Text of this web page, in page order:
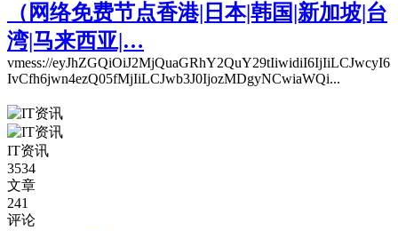
（网络免费节点香港|日本|韩国|新加坡|台
湾|马来西亚|…
vmess://eyJhZGQiOiJ2MjQuaGRhY2QuY29tIiwidiI6IjIiLCJwcyI6
IvCfh6jwn4ezQ05fMjIiLCJwb3J0IjozMDgyNCwiaWQi...
IT资讯
3534
文章
241
评论